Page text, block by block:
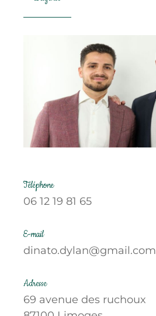
Téléphone
06 12 19 81 65
E-mail
dinato.dylan@gmail.com
Adresse
69 avenue des ruchoux